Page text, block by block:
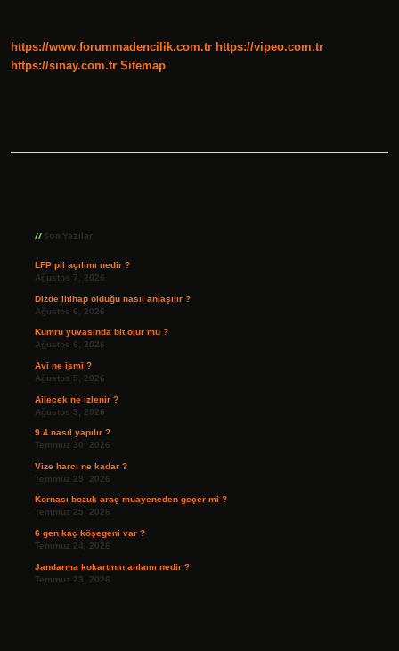
https://www.forummadencilik.com.tr https://vipeo.com.tr
https://sinay.com.tr Sitemap
Son Yazılar
LFP pil açılımı nedir ?
Ağustos 7, 2026
Dizde iltihap olduğu nasıl anlaşılır ?
Ağustos 6, 2026
Kumru yuvasında bit olur mu ?
Ağustos 6, 2026
Avi ne ismi ?
Ağustos 5, 2026
Ailecek ne izlenir ?
Ağustos 3, 2026
9 4 nasıl yapılır ?
Temmuz 30, 2026
Vize harcı ne kadar ?
Temmuz 29, 2026
Kornası bozuk araç muayeneden geçer mi ?
Temmuz 25, 2026
6 gen kaç köşegeni var ?
Temmuz 24, 2026
Jandarma kokartının anlamı nedir ?
Temmuz 23, 2026